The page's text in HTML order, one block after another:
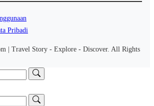
Pribadi
| Travel Story - Explore - Discover. All Rights